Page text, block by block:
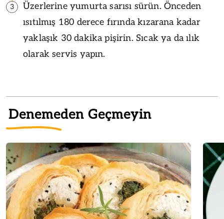
3
Üzerlerine yumurta sarısı sürün. Önceden
ısıtılmış 180 derece fırında kızarana kadar
yaklaşık 30 dakika pişirin. Sıcak ya da ılık
olarak servis yapın.
Denemeden Geçmeyin